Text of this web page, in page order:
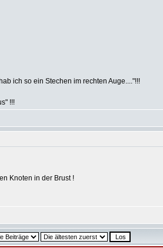
ich so ein Stechen im rechten Auge...."!!!
!!!
Knoten in der Brust !